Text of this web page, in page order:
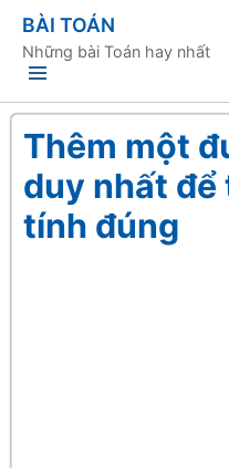
BÀI TOÁN
Những bài Toán hay nhất
Thêm một
duy nhất để
tính đúng